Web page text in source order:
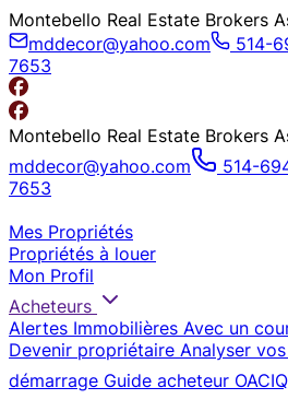
Montebello Real Estate Brokers
mddecor@yahoo.com
514-
7653
Montebello Real Estate Brokers
mddecor@yahoo.com
514-
7653
Mes Propriétés
Propriétés à louer
Mon Profil
Acheteurs
Alertes Immobilières Avec un
Devenir propriétaire Analyser
démarrage Guide acheteur OACIQ